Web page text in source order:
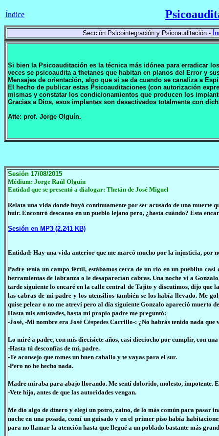
Índice
Sección Psicointegración y Psicoauditación -
Si bien la Psicoauditación es la técnica más idónea para erradicar
veces se psicoaudita a thetanes que habitan en planos del Error y
Mensajes de orientación, algo que sí se da cuando se canaliza a
El hecho de publicar estas Psicoauditaciones (con autorización
mismas y constatar los condicionamientos que producen los
Gracias a Dios, esos implantes son desactivados totalmente con
Atte: prof. Jorge Olguín.
Sesión 17/08/2015
Médium: Jorge Raúl Olguín
Entidad que se presentó a dialogar: Thetán de José Miguel
Relata una vida donde huyó continuamente por ser acusado de una muerte
huir. Encontró descanso en un pueblo lejano pero, ¿hasta cuándo? Esta
Sesión en MP3 (2.241 KB)
Entidad: Hay una vida anterior que me marcó mucho por la injusticia, por
Padre tenía un campo fértil, estábamos cerca de un río en un pueblito
herramientas de labranza o le desaparecían cabras. Una noche vi a
tarde siguiente lo encaré en la calle central de Tajito y discutimos, dijo que
las cabras de mi padre y los utensilios también se los había llevado. Me
quise pelear o no me atreví pero al día siguiente Gonzalo apareció muerto
Hasta mis amistades, hasta mi propio padre me preguntó:
-José, -Mi nombre era José Céspedes Carrillo-: ¿No habrás tenido nada que
Lo miré a padre, con mis diecisiete años, casi dieciocho por cumplir, con
-Hasta tú desconfías de mí, padre.
-Te aconsejo que tomes un buen caballo y te vayas para el sur.
-Pero no he hecho nada.
Madre miraba para abajo llorando. Me sentí dolorido, molesto, impotente.
-Vete hijo, antes de que las autoridades vengan.
Me dio algo de dinero y elegí un potro, zaino, de lo más común para pasar
noche en una posada, comí un guisado y en el primer piso había
para no llamar la atención hasta que llegué a un poblado bastante más